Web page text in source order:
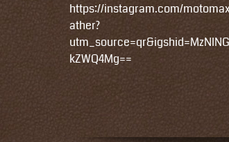
https://instagram.com/
ather?
kZWQ4Mg==